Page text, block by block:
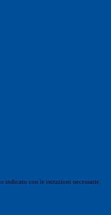
indicato con le istruzioni necessarie.